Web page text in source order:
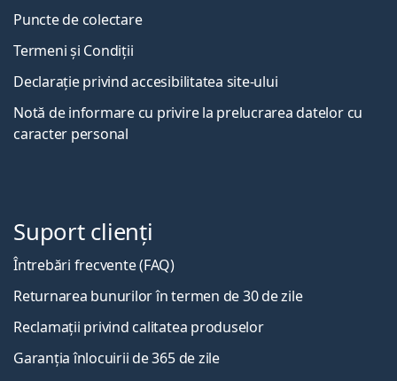
Puncte de colectare
Termeni și Condiții
Declarație privind accesibilitatea site-ului
Notă de informare cu privire la prelucrarea datelor cu
caracter personal
Suport clienți
Întrebări frecvente (FAQ)
Returnarea bunurilor în termen de 30 de zile
Reclamații privind calitatea produselor
Garanția înlocuirii de 365 de zile